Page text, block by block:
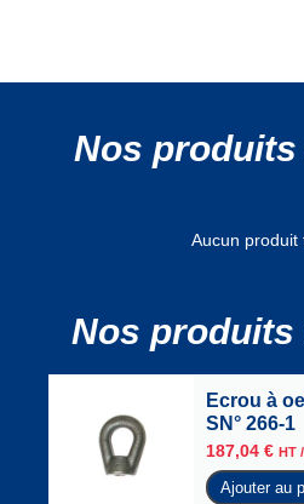
Nos
Aucun produit
Nos produits
Ecrou à
SN° 266-1
187,04 € HT /
Ajouter au